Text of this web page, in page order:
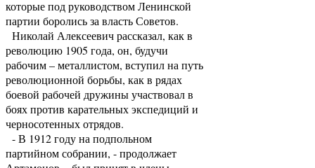
которые под руководством Ленинской
партии боролись за власть Советов.
Николай Алексеевич рассказал, как в
революцию 1905 года, он, будучи
рабочим – металлистом, вступил на путь
революционной борьбы, как в рядах
боевой рабочей дружины участвовал в
боях против карательных экспедиций и
черносотенных отрядов.
- В 1912 году на подпольном
партийном собрании, - продолжает